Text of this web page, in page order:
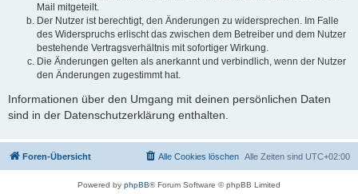
Mail mitgeteilt.
Der Nutzer ist berechtigt, den Änderungen zu widersprechen. Im Falle
des Widerspruchs erlischt das zwischen dem Betreiber und dem Nutzer
bestehende Vertragsverhältnis mit sofortiger Wirkung.
Die Änderungen gelten als anerkannt und verbindlich, wenn der Nutzer
den Änderungen zugestimmt hat.
Informationen über den Umgang mit deinen persönlichen Daten
sind in der Datenschutzerklärung enthalten.
Foren-Übersicht Alle Zeiten sind UTC+02:00
Alle Cookies löschen
Powered by phpBB® Forum Software © phpBB Limited